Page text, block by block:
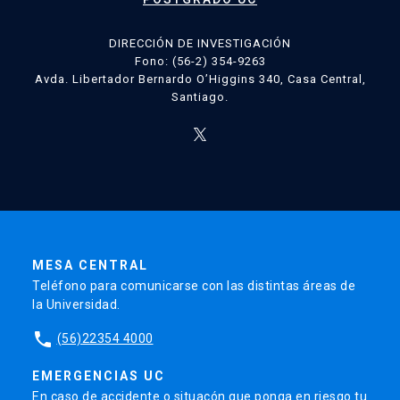
DIRECCIÓN DE INVESTIGACIÓN
Fono: (56-2) 354-9263
Avda. Libertador Bernardo O’Higgins 340, Casa Central,
Santiago.
MESA CENTRAL
Teléfono para comunicarse con las distintas áreas de
la Universidad.
phone (56)22354 4000
EMERGENCIAS UC
En caso de accidente o situacón que ponga en riesgo tu